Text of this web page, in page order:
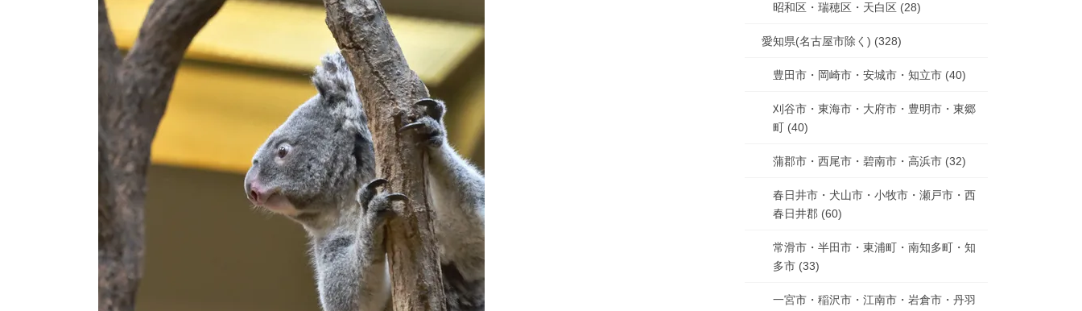
昭和区・瑞穂区・天白区 (28)
愛知県(名古屋市除く) (328)
豊田市・岡崎市・安城市・知立市 (40)
刈谷市・東海市・大府市・豊明市・東郷
町 (40)
蒲郡市・西尾市・碧南市・高浜市 (32)
春日井市・犬山市・小牧市・瀬戸市・西
春日井郡 (60)
常滑市・半田市・東浦町・南知多町・知
多市 (33)
一宮市・稲沢市・江南市・岩倉市・丹羽